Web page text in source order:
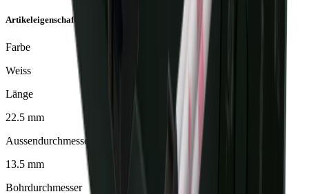
Artikeleigenschaften
Farbe
Weiss
Länge
22.5 mm
Aussendurchmesser
13.5 mm
Bohrdurchmesser